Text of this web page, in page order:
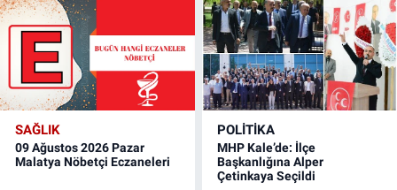
SAĞLIK
09 Ağustos 2026 Pazar
Malatya Nöbetçi Eczaneleri
POLITIKA
MHP Kale’de: İlçe
Başkanlığına Alper
Çetinkaya Seçildi